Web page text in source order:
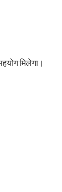
मिलेगा।